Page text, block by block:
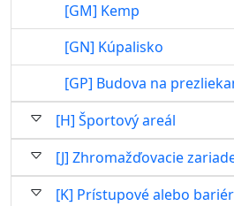
[GM] Kemp
[GN] Kúpalisko
[GP] Budova na
[H] Športový areál
[J] Zhromažďovacie
[K] Prístupové alebo